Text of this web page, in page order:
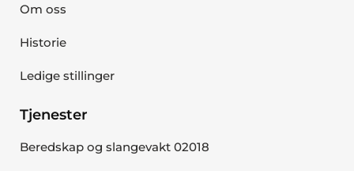
Om oss
Historie
Ledige stillinger
Tjenester
Beredskap og slangevakt 02018